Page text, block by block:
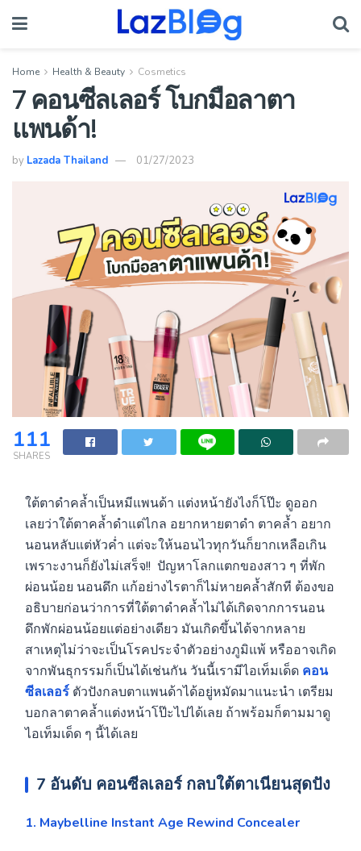
Home Health & Beauty Cosmetics
7 คอนซีลเลอร์ โบกมือลาตา
แพนด้า!
by Lazada Thailand 01/27/2023
111
SHARES
ใต้ตาดำคล้ำเป็นหมีแพนด้า แต่งหน้ายังไงก็โป๊ะ ดูออก
เลยว่าใต้ตาคล้ำดำแต่ไกล อยากหายตาดำ ตาคล้ำ อยาก
นอนหลับแต่หัวค่ำ แต่จะให้นอนไวทุกวันก็ยากเหลือเกิน
เพราะงานก็ยังไม่เสร็จ!! ปัญหาโลกแตกของสาว ๆ ที่พัก
ผ่อนน้อย นอนดึก แก้อย่างไรตาก็ไม่หายคล้ำสักที ต้องขอ
อธิบายก่อนว่าการที่ใต้ตาดำคล้ำไม่ได้เกิดจากการนอน
ดึกพักผ่อนน้อยแต่อย่างเดียว มันเกิดขึ้นได้จากหลาย
สาเหตุไม่ว่าจะเป็นโรคประจำตัวอย่างภูมิแพ้ หรืออาจเกิด
จากพันธุกรรมก็เป็นได้เช่นกัน วันนี้เรามีไอเท็มเด็ด คอน
ซีลเลอร์ ตัวปังกลบตาแพนด้าได้อยู่หมัดมาแนะนำ เตรียม
บอกลาตาคล้ำแต่งหน้าโป๊ะไปได้เลย ถ้าพร้อมก็ตามมาดู
ไอเท็มเด็ด ๆ นี้ได้เลย
7 อันดับ คอนซีลเลอร์ กลบใต้ตาเนียนสุดปัง
1. Maybelline Instant Age Rewind Concealer